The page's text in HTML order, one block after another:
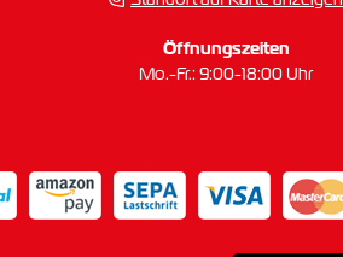
Öffnungszeiten
Mo.-Fr.: 9:00-18:00 Uhr